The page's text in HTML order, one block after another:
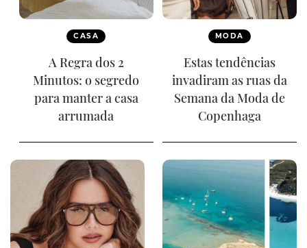
CASA
A Regra dos 2
Minutos: o segredo
para manter a casa
arrumada
MODA
Estas tendências
invadiram as ruas da
Semana da Moda de
Copenhaga